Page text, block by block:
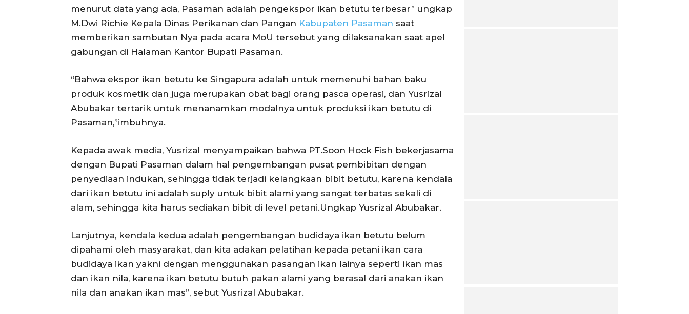
menurut data yang ada, Pasaman adalah pengekspor ikan betutu terbesar” ungkap
M.Dwi Richie Kepala Dinas Perikanan dan Pangan Kabupaten Pasaman saat
memberikan sambutan Nya pada acara MoU tersebut yang dilaksanakan saat apel
gabungan di Halaman Kantor Bupati Pasaman.
“Bahwa ekspor ikan betutu ke Singapura adalah untuk memenuhi bahan baku
produk kosmetik dan juga merupakan obat bagi orang pasca operasi, dan Yusrizal
Abubakar tertarik untuk menanamkan modalnya untuk produksi ikan betutu di
Pasaman,”imbuhnya.
Kepada awak media, Yusrizal menyampaikan bahwa PT.Soon Hock Fish bekerjasama
dengan Bupati Pasaman dalam hal pengembangan pusat pembibitan dengan
penyediaan indukan, sehingga tidak terjadi kelangkaan bibit betutu, karena kendala
dari ikan betutu ini adalah suply untuk bibit alami yang sangat terbatas sekali di
alam, sehingga kita harus sediakan bibit di level petani.Ungkap Yusrizal Abubakar.
Lanjutnya, kendala kedua adalah pengembangan budidaya ikan betutu belum
dipahami oleh masyarakat, dan kita adakan pelatihan kepada petani ikan cara
budidaya ikan yakni dengan menggunakan pasangan ikan lainya seperti ikan mas
dan ikan nila, karena ikan betutu butuh pakan alami yang berasal dari anakan ikan
nila dan anakan ikan mas”, sebut Yusrizal Abubakar.